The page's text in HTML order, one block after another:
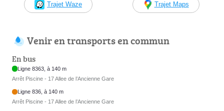
Trajet Waze Trajet Maps
Venir en transports en commun
En bus
Ligne 8363, à 140 m
Arrêt Piscine - 17 Allee de l’Ancienne Gare
Ligne 836, à 140 m
Arrêt Piscine - 17 Allee de l’Ancienne Gare